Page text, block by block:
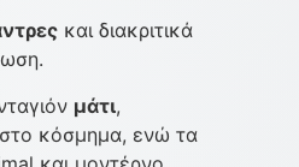
και διακριτικά
μάτι,
στο κόσμημα, ενώ τα